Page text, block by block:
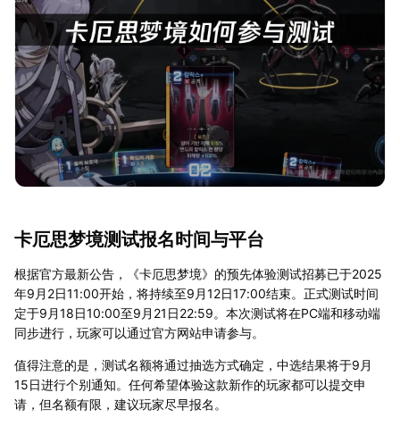
卡厄思梦境测试报名时间与平台
根据官方最新公告，《卡厄思梦境》的预先体验测试招募已于2025
年9月2日11:00开始，将持续至9月12日17:00结束。正式测试时间
定于9月18日10:00至9月21日22:59。本次测试将在PC端和移动端
同步进行，玩家可以通过官方网站申请参与。
值得注意的是，测试名额将通过抽选方式确定，中选结果将于9月
15日进行个别通知。任何希望体验这款新作的玩家都可以提交申
请，但名额有限，建议玩家尽早报名。